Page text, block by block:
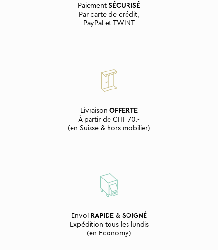
Paiement SÉCURISÉ
Par carte de crédit,
PayPal et TWINT
Livraison OFFERTE
À partir de CHF 70.-
(en Suisse & hors mobilier)
Envoi RAPIDE & SOIGNÉ
Expédition tous les lundis
(en Economy)